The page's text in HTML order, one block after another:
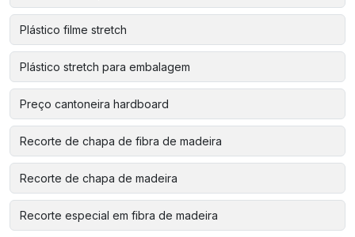
Plástico filme stretch
Plástico stretch para embalagem
Preço cantoneira hardboard
Recorte de chapa de fibra de madeira
Recorte de chapa de madeira
Recorte especial em fibra de madeira